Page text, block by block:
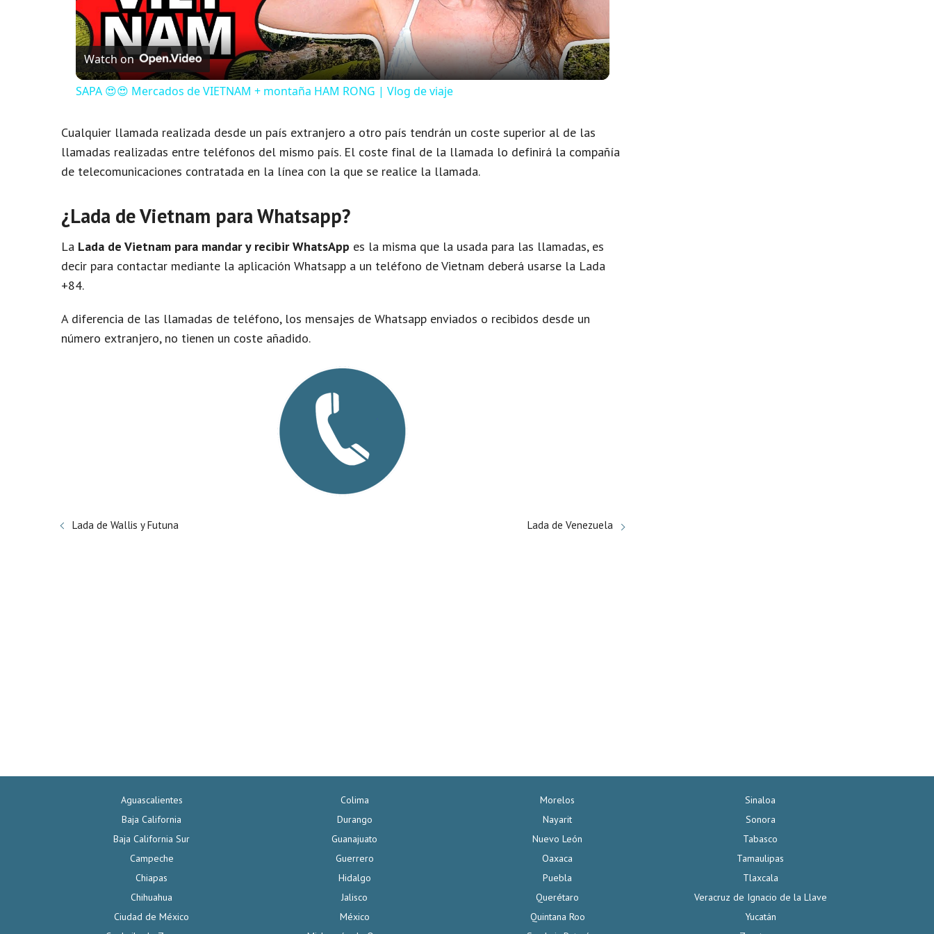
a
y
i
e
Watch on
SAPA 😍😍 Mercados de VIETNAM + montaña HAM RONG | Vlog de viaje
Cualquier llamada realizada desde un país extranjero a otro país tendrán un coste superior al de las
llamadas realizadas entre teléfonos del mismo país. El coste final de la llamada lo definirá la compañía
de telecomunicaciones contratada en la línea con la que se realice la llamada.
¿Lada de Vietnam para Whatsapp?
La Lada de Vietnam para mandar y recibir WhatsApp es la misma que la usada para las llamadas, es
decir para contactar mediante la aplicación Whatsapp a un teléfono de Vietnam deberá usarse la Lada
+84.
A diferencia de las llamadas de teléfono, los mensajes de Whatsapp enviados o recibidos desde un
número extranjero, no tienen un coste añadido.
Lada de Wallis y Futuna Lada de Venezuela
Aguascalientes
Baja California
Baja California Sur
Campeche
Chiapas
Chihuahua
Ciudad de México
Colima
Durango
Guanajuato
Guerrero
Hidalgo
Jalisco
México
Morelos
Nayarit
Nuevo León
Oaxaca
Puebla
Querétaro
Quintana Roo
Sinaloa
Sonora
Tabasco
Tamaulipas
Tlaxcala
Veracruz de Ignacio de la Llave
Yucatán